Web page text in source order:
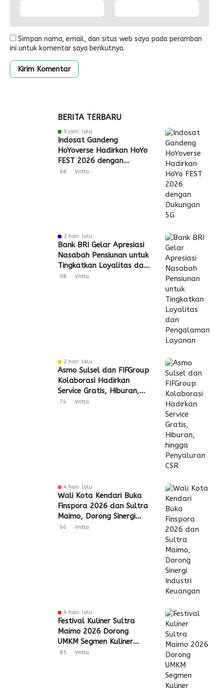
Simpan nama, email, dan situs web saya pada peramban
ini untuk komentar saya berikutnya.
BERITA TERBARU
9 jam lalu
Indosat Gandeng
HoYoverse Hadirkan HoYo
FEST 2026 dengan
Dukungan 5G
68 Vritta
2 hari lalu
Bank BRI Gelar Apresiasi
Nasabah Pensiunan untuk
Tingkatkan Loyalitas dan
Pengalaman Layanan
98 Vritta
2 hari lalu
Asmo Sulsel dan FIFGroup
Kolaborasi Hadirkan
Service Gratis, Hiburan,
hingga Penyaluran CSR
74 Vritta
4 hari lalu
Wali Kota Kendari Buka
Finspora 2026 dan Sultra
Maimo, Dorong Sinergi
Industri Keuangan
66 Vritta
4 hari lalu
Festival Kuliner Sultra
Maimo 2026 Dorong
UMKM Segmen Kuliner
Perluas Akses Pasar
85 Vritta